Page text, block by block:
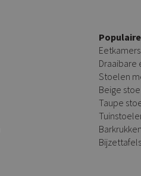
Stoelen
Beige
Taupe
Bijzettafels